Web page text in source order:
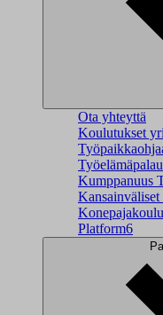
Ota yhteyttä
Koulutukset
Kumppanuus
Konepajakoulu
Platform6